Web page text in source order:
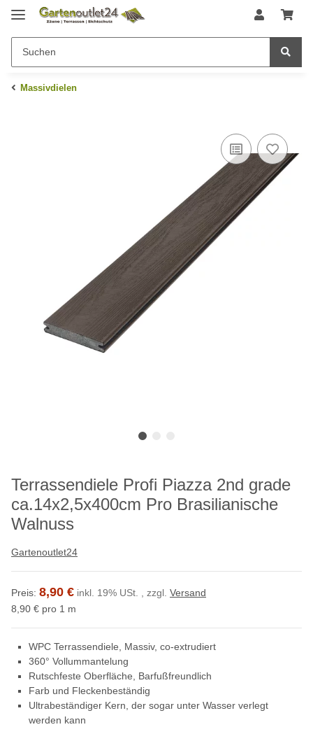
Massivdielen
Terrassendiele Profi Piazza 2nd grade
ca.14x2,5x400cm Pro Brasilianische
Walnuss
Gartenoutlet24
Preis: 8,90 € inkl. 19% USt. , zzgl. Versand
8,90 € pro 1 m
WPC Terrassendiele, Massiv, co-extrudiert
360° Vollummantelung
Rutschfeste Oberfläche, Barfußfreundlich
Farb und Fleckenbeständig
Ultrabeständiger Kern, der sogar unter Wasser verlegt
werden kann